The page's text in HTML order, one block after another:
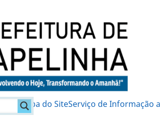
Mapa do SiteServiço de Informação